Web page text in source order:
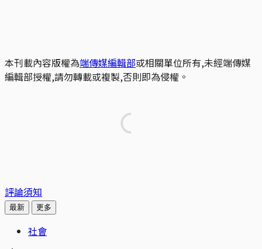
本刊載內容版權為端傳媒編輯部或相關單位所有,未經端傳媒
編輯部授權,請勿轉載或複製,否則即為侵權。
評論須知
最新 更多
社會